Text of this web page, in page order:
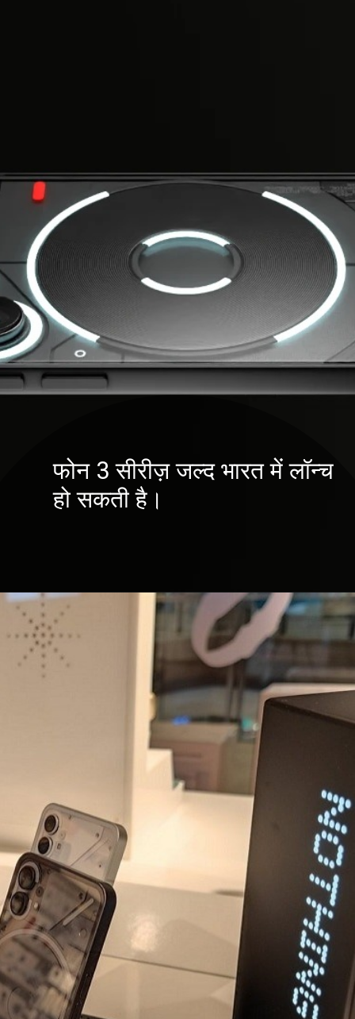
फोन 3 सीरीज़ जल्द भारत में लॉन्च
हो सकती है।